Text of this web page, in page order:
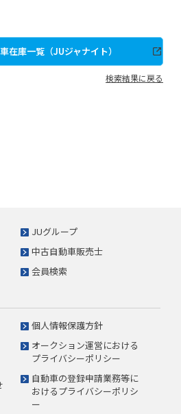
在庫一覧（JUジャナイト）
検索結果に戻る
JUグループ
中古自動車販売士
会員検索
個人情報保護方針
オークション運営における
プライバシーポリシー
自動車の登録申請業務等に
おけるプライバシーポリシ
ー